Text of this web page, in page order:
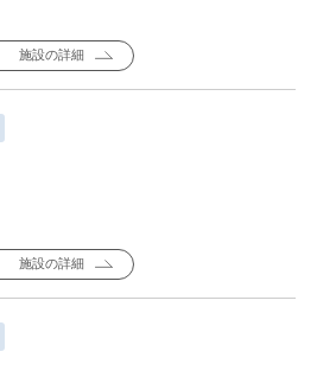
施設の詳細
施設の詳細